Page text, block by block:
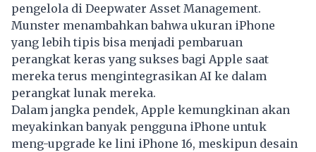
pengelola di Deepwater Asset Management.
Munster menambahkan bahwa ukuran iPhone
yang lebih tipis bisa menjadi pembaruan
perangkat keras yang sukses bagi Apple saat
mereka terus mengintegrasikan AI ke dalam
perangkat lunak mereka.
Dalam jangka pendek, Apple kemungkinan akan
meyakinkan banyak pengguna iPhone untuk
meng-upgrade ke lini iPhone 16, meskipun desain